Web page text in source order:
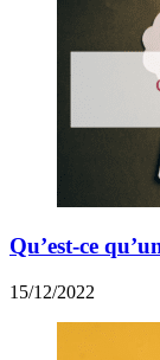
Qu’est-ce
15/12/2022